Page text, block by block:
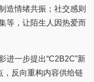
造情绪共振；社交感则
等，让陌生人因热爱而
一步提出“C2B2C”新
反向重构内容供给链